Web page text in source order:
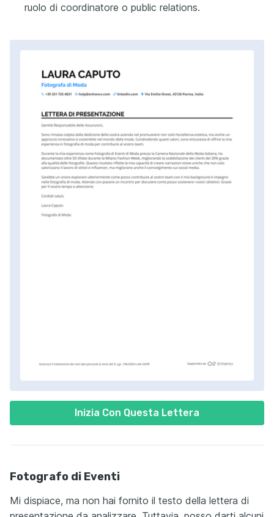
Inizia Con Questa Lettera
ruolo di coordinatore o public relations.
Fotografo di Eventi
Mi dispiace, ma non hai fornito il testo della lettera di